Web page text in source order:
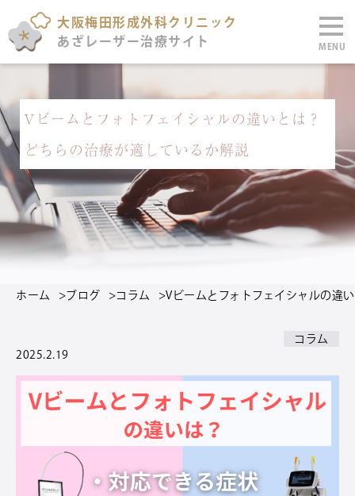
大阪梅田形成外科クリニック
あざレーザー治療サイト
MENU
Vビームとフォトフェイシャルの違いとは？
どちらの治療が適しているか解説
ホーム >ブログ >コラム >Vビームとフォトフェイシャルの違
コラム
2025.2.19